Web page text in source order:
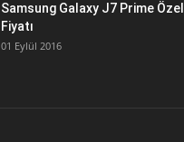
Samsung Galaxy J7 Prime
Fiyatı
01 Eylül 2016